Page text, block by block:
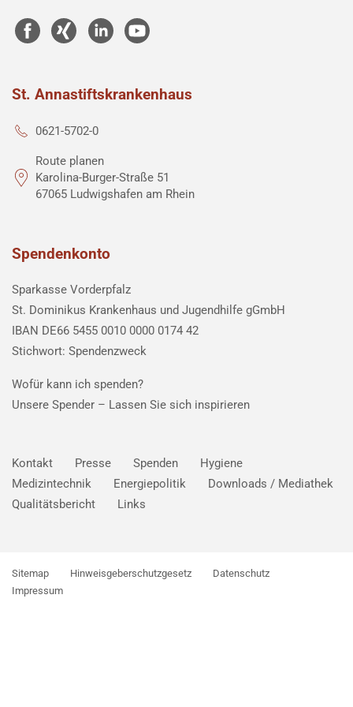
St. Annastiftskrankenhaus
0621-5702-0
Route planen
Karolina-Burger-Straße 51
67065 Ludwigshafen am Rhein
Spendenkonto
Sparkasse Vorderpfalz
St. Dominikus Krankenhaus und Jugendhilfe gGmbH
IBAN DE66 5455 0010 0000 0174 42
Stichwort: Spendenzweck
Wofür kann ich spenden?
Unsere Spender – Lassen Sie sich inspirieren
Kontakt Presse Spenden
Hygiene
Medizintechnik
Energiepolitik
Downloads / Mediathek
Qualitätsbericht
Links
Sitemap Hinweisgeberschutzgesetz
Datenschutz
Impressum